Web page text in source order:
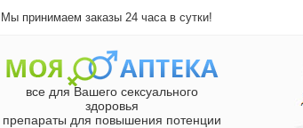
Мы принимаем заказы 24 часа в сутки!
все для Вашего сексуального
здоровья
препараты для повышения потенции